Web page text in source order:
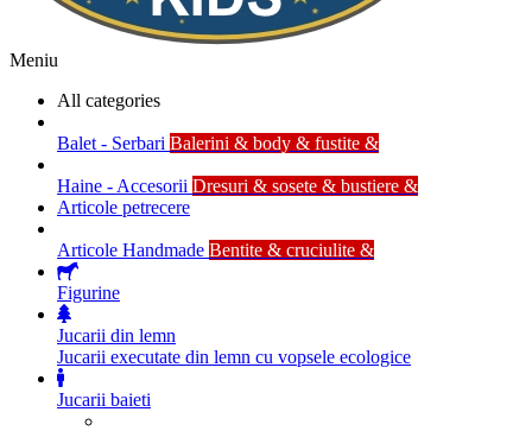
Meniu
All categories
Balet - Serbari Balerini & body & fustite &
Haine - Accesorii Dresuri & sosete & bustiere &
Articole petrecere
Articole Handmade Bentite & cruciulite &
Figurine
Jucarii din lemn
Jucarii executate din lemn cu vopsele ecologice
Jucarii baieti